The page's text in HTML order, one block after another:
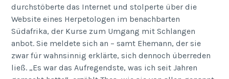
durchstöberte das Internet und stolperte über die
Website eines Herpetologen im benachbarten
Südafrika, der Kurse zum Umgang mit Schlangen
anbot. Sie meldete sich an – samt Ehemann, der sie
zwar für wahnsinnig erklärte, sich dennoch überreden
ließ. „Es war das Aufregendste, was ich seit Jahren